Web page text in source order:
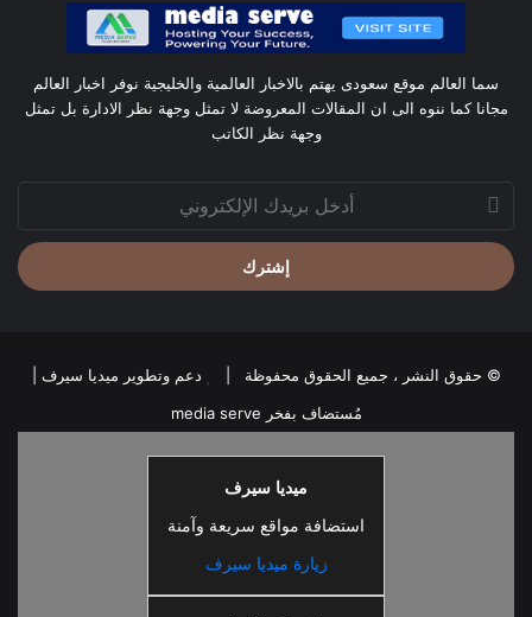
سما العالم موقع سعودى يهتم بالاخبار العالمية والخليجية نوفر اخبار العالم
مجانا كما ننوه الى ان المقالات المعروضة لا تمثل وجهة نظر الادارة بل تمثل
وجهة نظر الكاتب
بريدك
الإلكتروني
© حقوق النشر ، جميع الحقوق محفوظة | دعم وتطوير ميديا سيرف
مُستضاف بفخر media serve
ميديا سيرف
استضافة مواقع سريعة وآمنة
زيارة ميديا سيرف